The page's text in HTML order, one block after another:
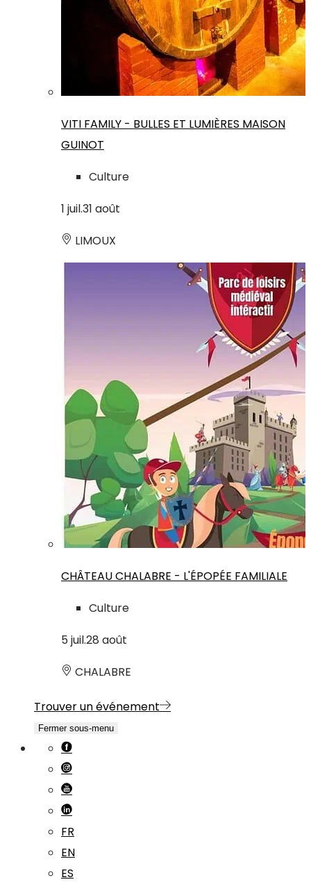
VITI FAMILY - BULLES ET LUMIÈRES MAISON
GUINOT
Culture
1 juil.31 août
LIMOUX
CHÂTEAU CHALABRE - L'ÉPOPÉE FAMILIALE
Culture
5 juil.28 août
CHALABRE
Trouver un événement
Fermer sous-menu
FR
EN
ES